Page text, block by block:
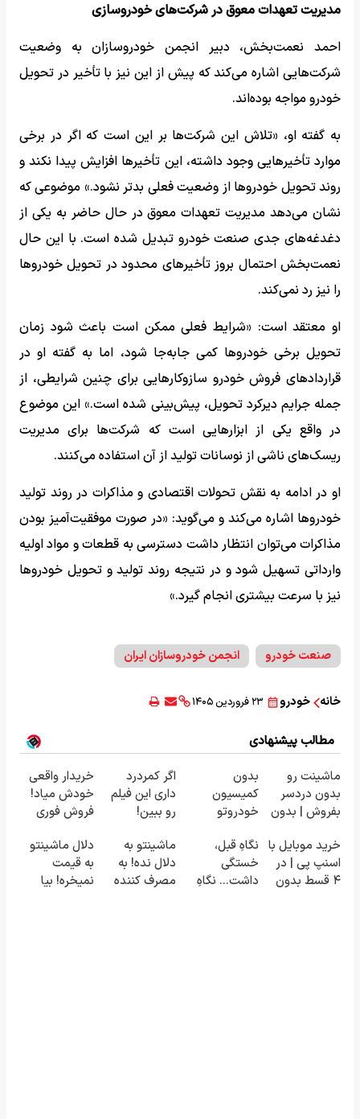
مدیریت تعهدات معوق در شرکت‌های خودروسازی
احمد نعمت‌بخش، دبیر انجمن خودروسازان به وضعیت
شرکت‌هایی اشاره می‌کند که پیش از این نیز با تأخیر در تحویل
خودرو مواجه بوده‌اند.
به گفته او، «تلاش این شرکت‌ها بر این است که اگر در برخی
موارد تأخیرهایی وجود داشته، این تأخیرها افزایش پیدا نکند و
روند تحویل خودروها از وضعیت فعلی بدتر نشود.» موضوعی که
نشان می‌دهد مدیریت تعهدات معوق در حال حاضر به یکی از
دغدغه‌های جدی صنعت خودرو تبدیل شده است. با این حال
نعمت‌بخش احتمال بروز تأخیرهای محدود در تحویل خودروها
را نیز رد نمی‌کند.
او معتقد است: «شرایط فعلی ممکن است باعث شود زمان
تحویل برخی خودروها کمی جابه‌جا شود، اما به گفته او در
قراردادهای فروش خودرو سازوکارهایی برای چنین شرایطی، از
جمله جرایم دیرکرد تحویل، پیش‌بینی شده است.» این موضوع
در واقع یکی از ابزارهایی است که شرکت‌ها برای مدیریت
ریسک‌های ناشی از نوسانات تولید از آن استفاده می‌کنند.
او در ادامه به نقش تحولات اقتصادی و مذاکرات در روند تولید
خودروها اشاره می‌کند و می‌گوید: «در صورت موفقیت‌آمیز بودن
مذاکرات می‌توان انتظار داشت دسترسی به قطعات و مواد اولیه
وارداتی تسهیل شود و در نتیجه روند تولید و تحویل خودروها
نیز با سرعت بیشتری انجام گیرد.»
صنعت خودرو انجمن خودروسازان ایران
خانه خودرو ۲۳ فروردین ۱۴۰۵
مطالب پیشنهادی
ماشینت رو
بدون دردسر
بفروش | بدون
بدون
کمیسیون
خودروتو
اگر کمردرد
داری این فیلم
رو ببین!
رو پر کن◖
خریدار واقعی
خودش میاد!
فروش فوری
همراه مکانیک
خرید موبایل با
اسنپ پی | در
۴ قسط بدون
نگاهِ قبل،
خستگی
داشت... نگاهِ
ماشینتو به
دلال نده! به
مصرف کننده
دلال ماشینتو
به قیمت
نمیخره! بیا